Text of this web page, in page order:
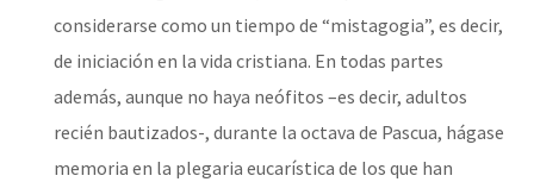
considerarse como un tiempo de “mistagogia”, es decir,
de iniciación en la vida cristiana. En todas partes
además, aunque no haya neófitos –es decir, adultos
recién bautizados-, durante la octava de Pascua, hágase
memoria en la plegaria eucarística de los que han